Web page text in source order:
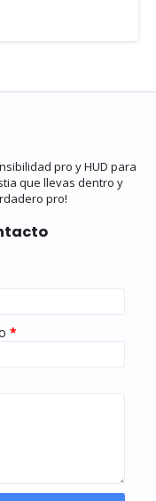
pro y HUD para
que llevas dentro y
pro!
*